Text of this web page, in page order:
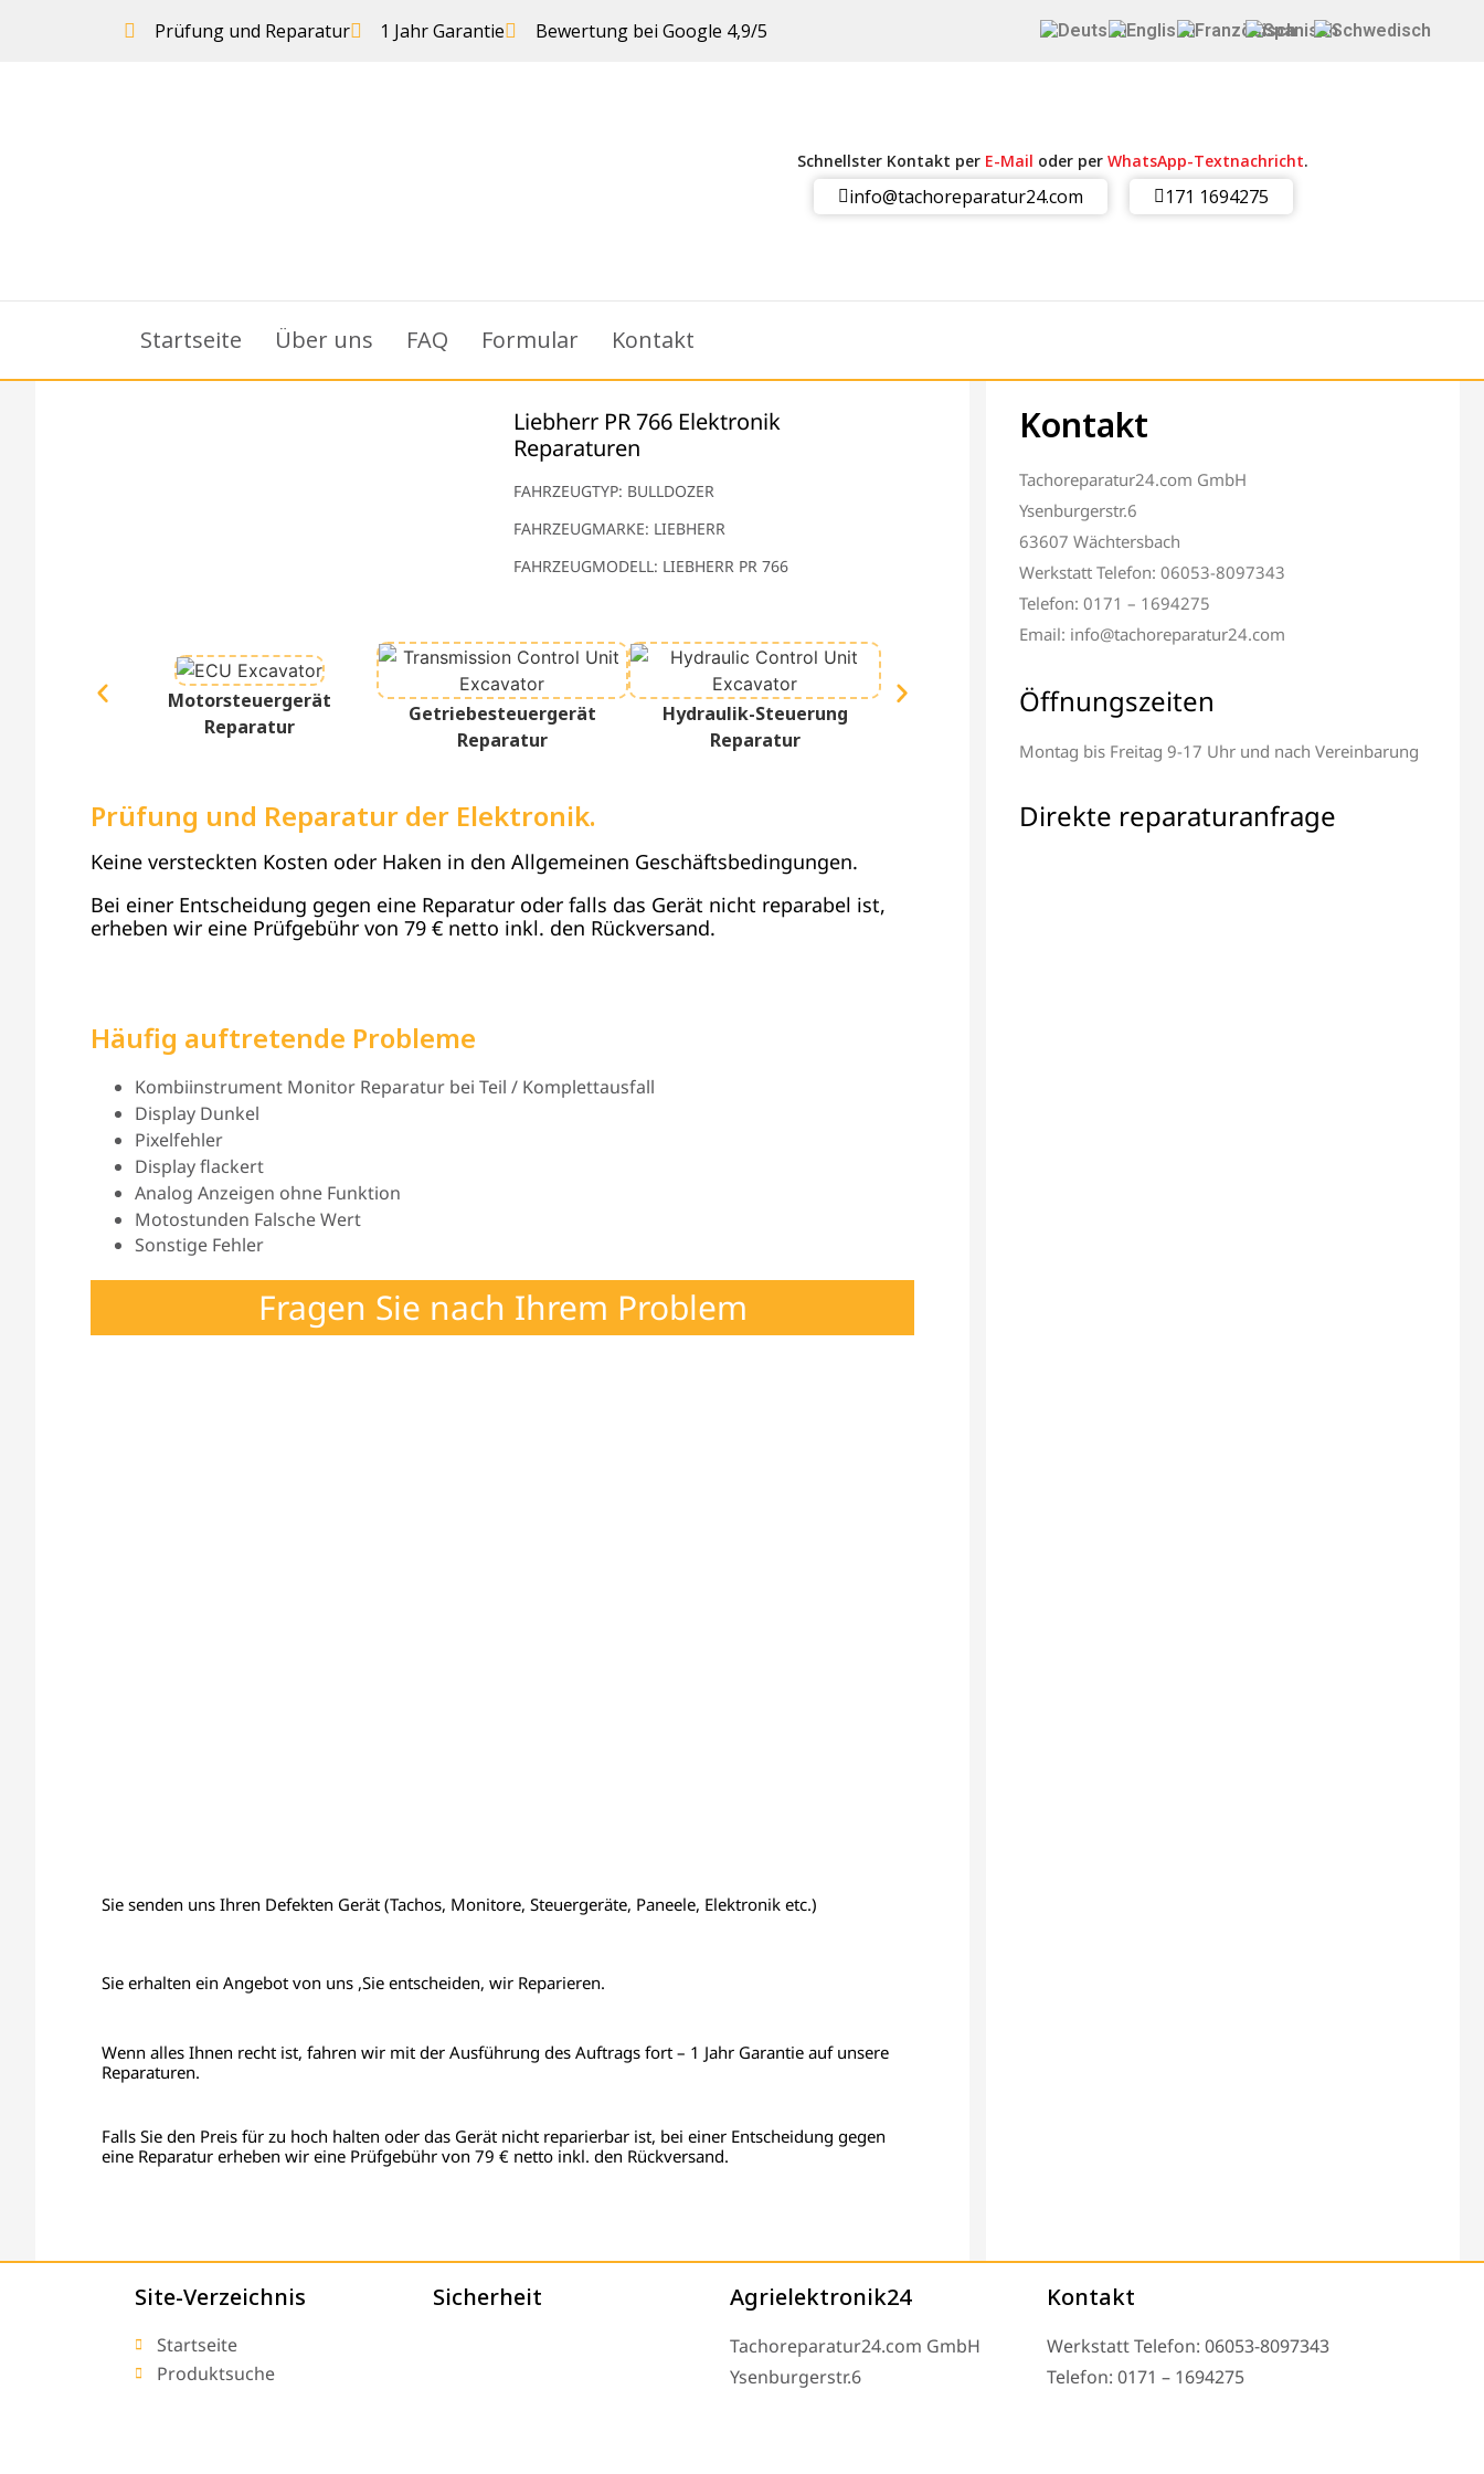
Prüfung und Reparatur 1 Jahr Garantie Bewertung bei Google 4,9/5
Schnellster Kontakt per E-Mail oder perWhatsApp-Textnachricht.
info@tachoreparatur24.com 171 1694275
Startseite Über uns FAQ Formular Kontakt
Liebherr PR 766 Elektronik
Reparaturen
FAHRZEUGTYP: BULLDOZER
FAHRZEUGMARKE: LIEBHERR
FAHRZEUGMODELL: LIEBHERR PR 766
Motorsteuergerät
Reparatur
Getriebesteuergerät
Reparatur
Hydraulik-Steuerung
Reparatur
Terminal & Display
Alle elektronischen
Prüfung und Reparatur der Elektronik.
Keine versteckten Kosten oder Haken in den Allgemeinen Geschäftsbedingungen.
Bei einer Entscheidung gegen eine Reparatur oder falls das Gerät nicht reparabel ist,
erheben wir eine Prüfgebühr von 79 € netto inkl. den Rückversand.
Häufig auftretende Probleme
Kombiinstrument Monitor Reparatur bei Teil / Komplettausfall
Display Dunkel
Pixelfehler
Display flackert
Analog Anzeigen ohne Funktion
Motostunden Falsche Wert
Sonstige Fehler
Fragen Sie nach Ihrem Problem
Sie senden uns Ihren Defekten Gerät (Tachos, Monitore, Steuergeräte, Paneele, Elektronik etc.)
Sie erhalten ein Angebot von uns ,Sie entscheiden, wir Reparieren.
Wenn alles Ihnen recht ist, fahren wir mit der Ausführung des Auftrags fort – 1 Jahr Garantie auf unsere
Reparaturen.
Falls Sie den Preis für zu hoch halten oder das Gerät nicht reparierbar ist, bei einer Entscheidung gegen
eine Reparatur erheben wir eine Prüfgebühr von 79 € netto inkl. den Rückversand.
Kontakt
Tachoreparatur24.com GmbH
Ysenburgerstr.6
63607 Wächtersbach
Werkstatt Telefon: 06053-8097343
Telefon: 0171 – 1694275
Email: info@tachoreparatur24.com
Öffnungszeiten
Montag bis Freitag 9-17 Uhr und nach Vereinbarung
Direkte reparaturanfrage
Site-Verzeichnis
Startseite
Produktsuche
Sicherheit Agrielektronik24
Tachoreparatur24.com GmbH
Ysenburgerstr.6
Kontakt
Werkstatt Telefon: 06053-8097343
Telefon: 0171 – 1694275